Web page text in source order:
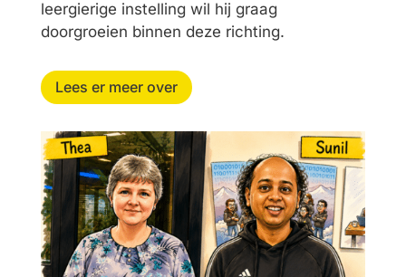
leergierige instelling wil hij graag
doorgroeien binnen deze richting.
Lees er meer over